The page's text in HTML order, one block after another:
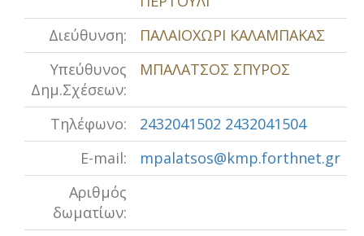
Διεύθυνση:
ΠΑΛΑΙΟΧΩΡΙ ΚΑΛΑΜΠΑΚΑΣ
Υπεύθυνος
Δημ.Σχέσεων:
ΜΠΑΛΑΤΣΟΣ ΣΠΥΡΟΣ
Τηλέφωνο:
2432041502 2432041504
E-mail:
mpalatsos@kmp.forthnet.gr
Αριθμός
δωματίων: